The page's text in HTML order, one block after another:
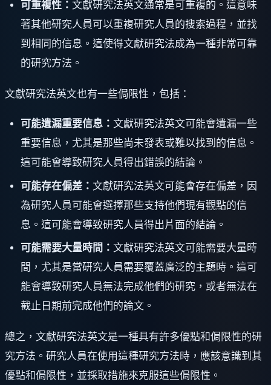
可重複性： 文獻研究法英文通常是可重複的。這意味
著其他研究人員可以重複研究人員的搜索過程，並找
到相同的信息。這使得文獻研究法成為一種非常可靠
的研究方法。
文獻研究法英文也有一些侷限性，包括：
可能遺漏重要信息： 文獻研究法英文可能會遺漏一些
重要信息，尤其是那些尚未發表或難以找到的信息。
這可能會導致研究人員得出錯誤的結論。
可能存在偏差： 文獻研究法英文可能會存在偏差，因
為研究人員可能會選擇那些支持他們現有觀點的信
息。這可能會導致研究人員得出片面的結論。
可能需要大量時間： 文獻研究法英文可能需要大量時
間，尤其是當研究人員需要覆蓋廣泛的主題時。這可
能會導致研究人員無法完成他們的研究，或者無法在
截止日期前完成他們的論文。
總之，文獻研究法英文是一種具有許多優點和侷限性的研
究方法。研究人員在使用這種研究方法時，應該意識到其
優點和侷限性，並採取措施來克服這些侷限性。